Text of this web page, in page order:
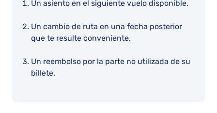
Un asiento en el siguiente vuelo disponible.
Un cambio de ruta en una fecha posterior
que te resulte conveniente.
Un reembolso por la parte no utilizada de su
billete.